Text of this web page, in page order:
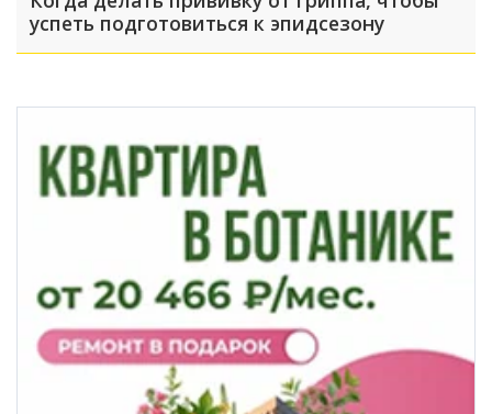
успеть подготовиться к эпидсезону